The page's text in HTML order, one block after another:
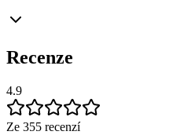
Recenze
4.9
Ze 355 recenzí